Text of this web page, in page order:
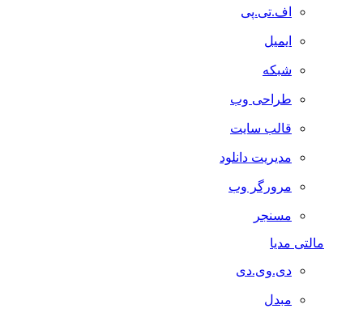
اف.تی.پی
ایمیل
شبکه
طراحی وب
قالب سایت
مدیریت دانلود
مرورگر وب
مسنجر
مالتی مدیا
دی.وی.دی
مبدل